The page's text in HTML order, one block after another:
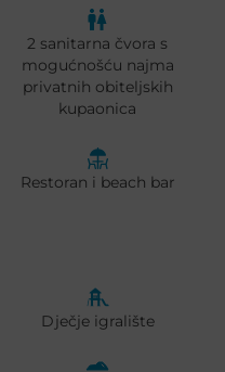
2 sanitarna čvora s
mogućnošću najma
privatnih obiteljskih
kupaonica
Restoran i beach bar
Dječje igralište